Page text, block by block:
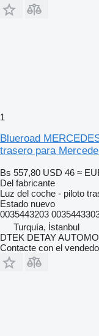
1
Blueroad
trasero para
Bs 557,80 USD 46 ≈
Del fabricante
Luz del coche - piloto
Estado nuevo
0035443203
Turquía, İstanbul
DTEK DETAY
Contacte con el